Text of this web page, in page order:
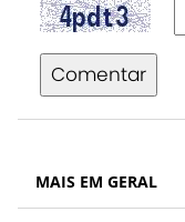
Comentar
MAIS EM GERAL